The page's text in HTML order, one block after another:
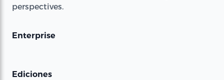
perspectives.
Enterprise
Ediciones